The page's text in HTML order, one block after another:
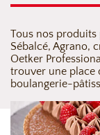
Tous nos produits
Sébalcé, Agrano,
Oetker
trouver une place
boulangerie-